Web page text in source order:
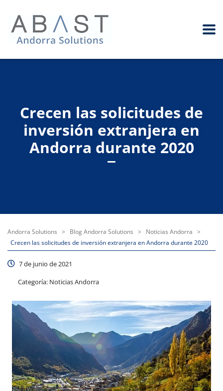
Andorra Solutions > Blog Andorra Solutions > Noticias Andorra >
Crecen las solicitudes de inversión extranjera en Andorra durante 2020
Crecen las solicitudes de
inversión extranjera en
Andorra durante 2020
7 de junio de 2021
Categoría: Noticias Andorra